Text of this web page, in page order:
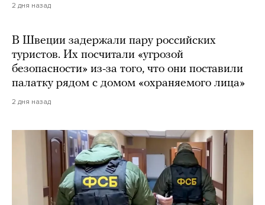
2 дня назад
В Швеции задержали пару российских
туристов. Их посчитали «угрозой
безопасности» из-за того, что они поставили
палатку рядом с домом «охраняемого лица»
2 дня назад